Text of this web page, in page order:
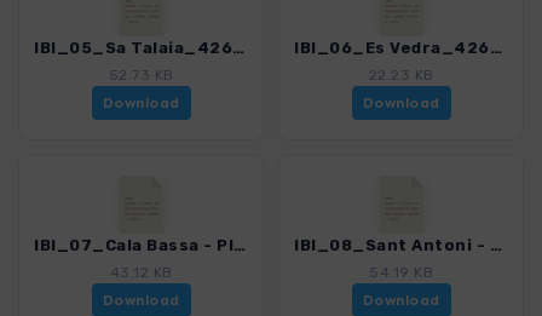
IBI_05_Sa Talaia_4260_2.gpx
52.73 KB
Download
IBI_06_Es Vedra_4260_2.gpx
22.23 KB
Download
IBI_07_Cala Bassa - Platges de Comte_4260_2.gpx
43.12 KB
Download
IBI_08_Sant Antoni - Port des Torrent_4260_2.gpx
54.19 KB
Download